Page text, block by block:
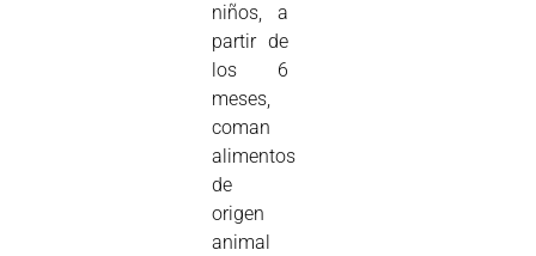
niños, a
partir de
los 6
meses,
coman
alimentos
de
origen
animal